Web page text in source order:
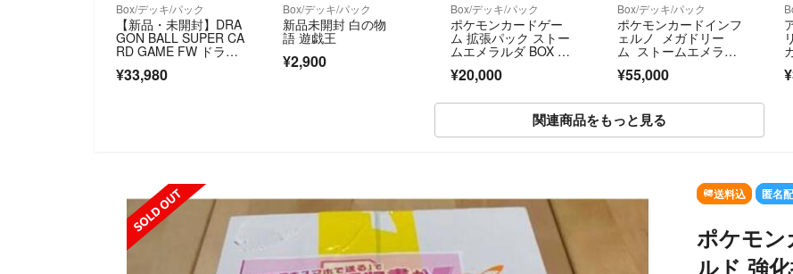
Box/デッキ/パック
【新品・未開封】DRA
GON BALL SUPER CA
RD GAME FW ドラゴ
ドゲーム 1BOX
¥33,980
Box/デッキ/パック
新品未開封 白の物
語 遊戯王
¥2,900
Box/デッキ/パック
ポケモンカードゲー
ム 拡張パック ストー
ムエメラルダ BOX シ
¥20,000
Box/デッキ/パック
ポケモンカードインフ
ェルノ メガドリー
ム ストームエメラル
¥55,000
関連商品をもっと見る
送料込 匿名
ポケモン
ルド 強